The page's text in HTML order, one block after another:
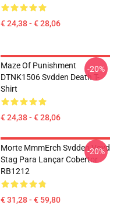
€ 24,38 - € 28,06
Maze Of Punishment
DTNK1506 Svdden Death T-
Shirt
€ 24,38 - € 28,06
-20%
Morte MmmErch Svdden Voyd
Stag Para Lançar Cobertor
RB1212
€ 31,28 - € 59,80
-20%